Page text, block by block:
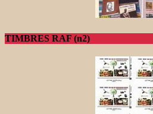
TIMBRES RAF (n2)